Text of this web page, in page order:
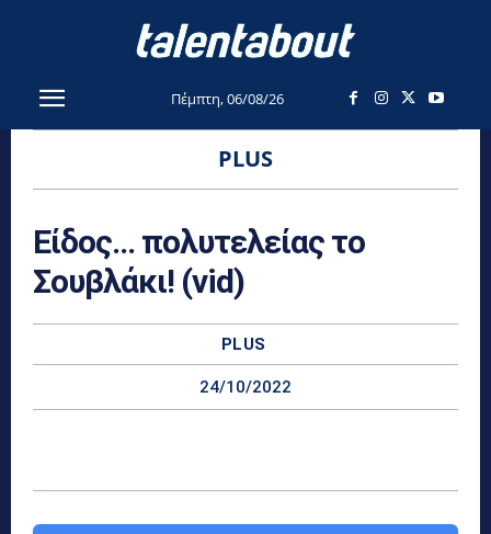
Πέμπτη, 06/08/26
PLUS
Είδος… πολυτελείας το
Σουβλάκι! (vid)
PLUS
24/10/2022